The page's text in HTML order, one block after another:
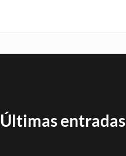
Últimas entradas